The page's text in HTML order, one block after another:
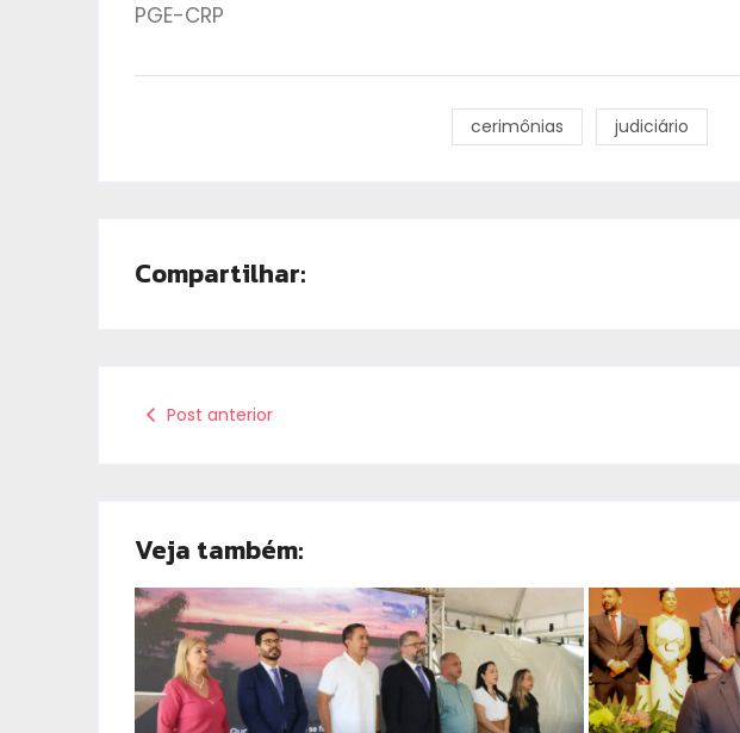
PGE-CRP
cerimônias judiciário
Compartilhar:
Post anterior
Veja também: